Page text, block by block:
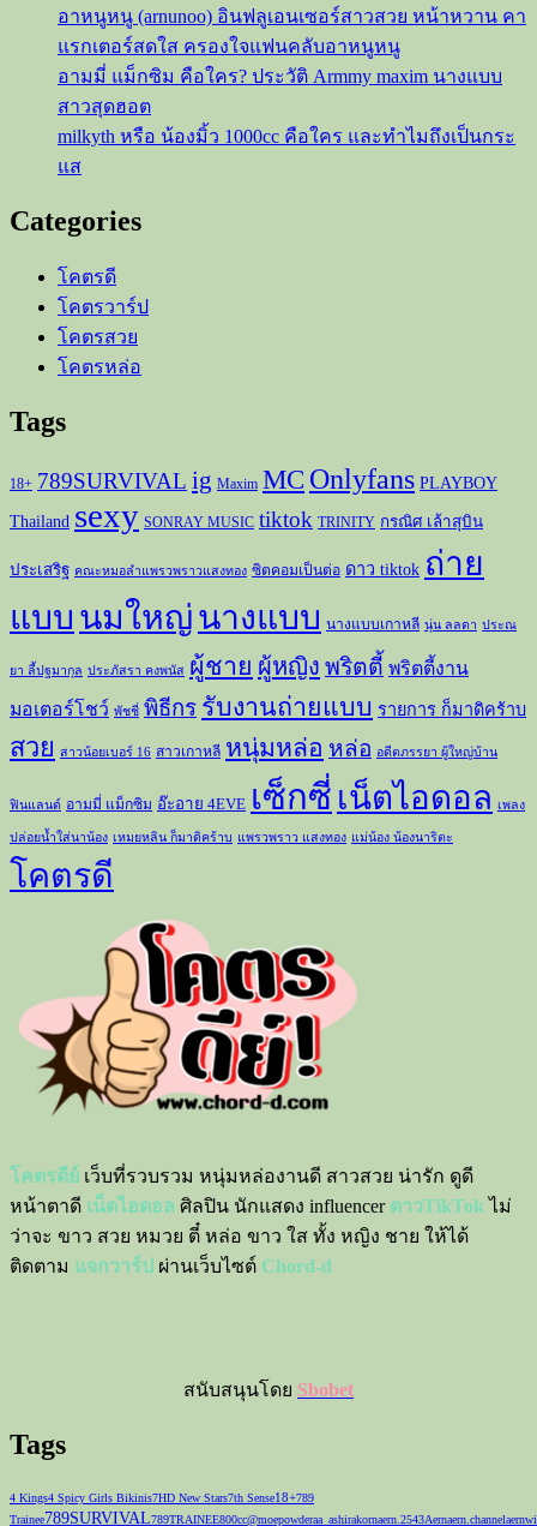
อาหนูหนู (arnunoo) อินฟลูเอนเซอร์สาวสวย หน้าหวาน คา
แรกเตอร์สดใส ครองใจแฟนคลับอาหนูหนู
อามมี่ แม็กซิม คือใคร? ประวัติ Armmy maxim นางแบบ
สาวสุดฮอต
milkyth หรือ น้องมิ้ว 1000cc คือใคร และทำไมถึงเป็นกระ
แส
Categories
โคตรดี
โคตรวาร์ป
โคตรสวย
โคตรหล่อ
Tags
18+ 789SURVIVAL ig Maxim MC Onlyfans PLAYBOY
Thailand sexy SONRAY MUSIC tiktok TRINITY กรณิศ เล้าสุบิน
ประเสริฐ คณะหมอลำแพรวพราวแสงทอง ซิตคอมเป็นต่อ ดาว tiktok ถ่าย
แบบ นมใหญ่นางแบบ นางแบบเกาหลี นุ่น ลลดา ประณ
ยา ลี้ปฐมากุล ประภัสรา คงพนัส ผู้ชาย ผู้หญิง พริตตี้ พริตตี้งาน
มอเตอร์โชว์ พัชชี่ พิธีกร รับงานถ่ายแบบ รายการ ก็มาดิคร้าบ
สวย สาวน้อยเบอร์ 16 สาวเกาหลี หนุ่มหล่อ หล่อ อดีตภรรยา ผู้ใหญ่บ้าน
ฟินแลนด์ อามมี่ แม็กซิม อ๊ะอาย 4EVE เซ็กซี่ เน็ตไอดอล เพลง
ปล่อยน้ำใส่นาน้อง เหมยหลิน ก็มาดิคร้าบ แพรวพราว แสงทอง แม่น้อง น้องนาริตะ
โคตรดี
โคตรดีย์ เว็บที่รวบรวม หนุ่มหล่องานดี สาวสวย น่ารัก ดูดี
หน้าตาดี เน็ตไอดอล ศิลปิน นักแสดง influencer ดาวTikTok ไม่
ว่าจะ ขาว สวย หมวย ตี๋ หล่อ ขาว ใส ทั้ง หญิง ชาย ให้ได้
ติดตาม แจกวาร์ป ผ่านเว็บไซต์ Chord-d
สนับสนุนโดย Sbobet
Tags
4 Kings4 Spicy Girls Bikinis7HD New Stars7th Sense18+789
Trainee789SURVIVAL789TRAINEE800cc@moepowderaa_ashirakornaern.2543Aernaern.channel